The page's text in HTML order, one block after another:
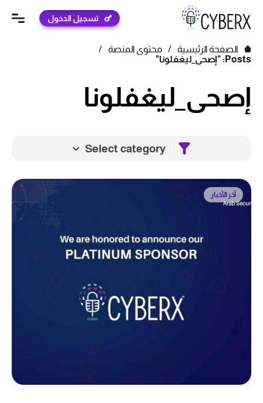
تسجيل الدخول
الصفحة الرئيسية / محتوى المنصة
/
Posts: "إصحى_ليغفلونا"
إصحى_ليغفلونا
Select category
آخر الأخبار